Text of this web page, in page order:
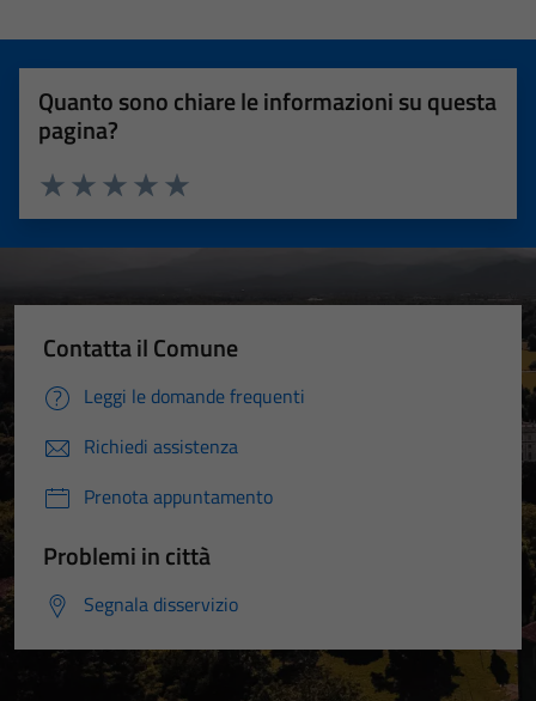
Quanto sono chiare le informazioni su questa
pagina?
Valuta 5 stelle su 5
Valuta 4 stelle su 5
Valuta 3 stelle su 5
Valuta 2 stelle su 5
Valuta 1 stelle su 5
Contatta il Comune
Leggi le domande frequenti
Richiedi assistenza
Prenota appuntamento
Problemi in città
Segnala disservizio